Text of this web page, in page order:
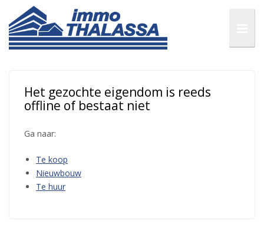
Het gezochte eigendom is reeds
offline of bestaat niet
Ga naar:
Te koop
Nieuwbouw
Te huur